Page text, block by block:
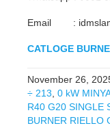
Email :
CATLOGE
November 26,
÷ 213 0 kW
R40 G20 SINGLE
BURNER RIELLO